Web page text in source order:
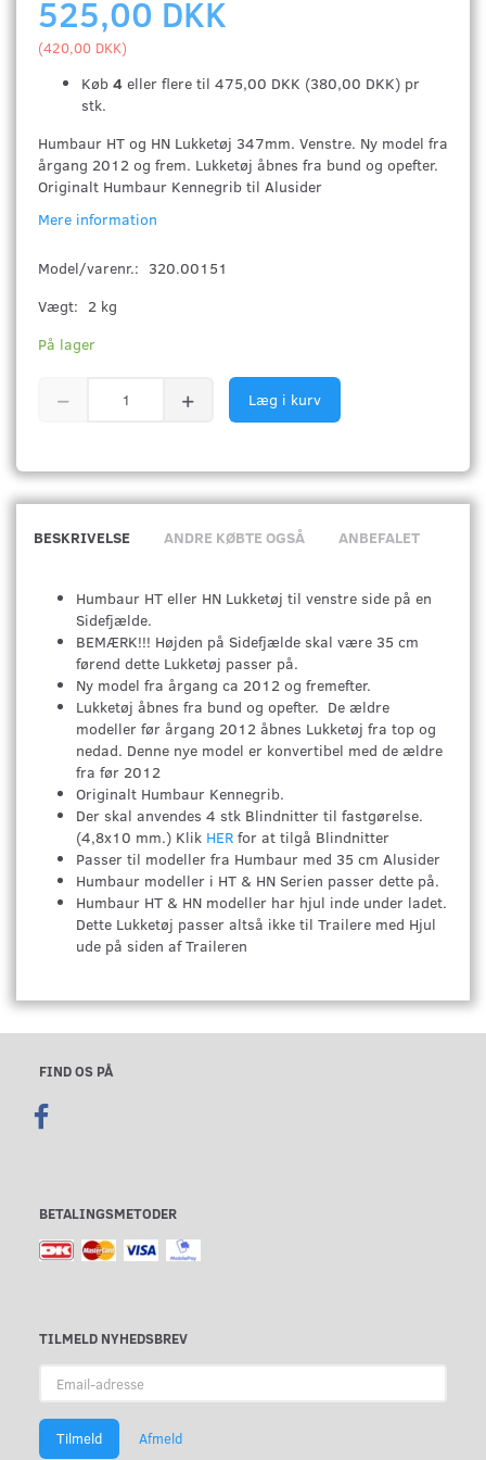
525,00 DKK
(420,00 DKK)
Køb 4 eller flere til 475,00 DKK (380,00 DKK) pr
stk.
Humbaur HT og HN Lukketøj 347mm. Venstre. Ny model fra
årgang 2012 og frem. Lukketøj åbnes fra bund og opefter.
Originalt Humbaur Kennegrib til Alusider
Mere information
Model/varenr.: 320.00151
Vægt: 2 kg
På lager
Læg i kurv
BESKRIVELSE ANDRE KØBTE OGSÅ ANBEFALET
Humbaur HT eller HN Lukketøj til venstre side på en
Sidefjælde.
BEMÆRK!!! Højden på Sidefjælde skal være 35 cm
førend dette Lukketøj passer på.
Ny model fra årgang ca 2012 og fremefter.
Lukketøj åbnes fra bund og opefter. De ældre
modeller før årgang 2012 åbnes Lukketøj fra top og
nedad. Denne nye model er konvertibel med de ældre
fra før 2012
Originalt Humbaur Kennegrib.
Der skal anvendes 4 stk Blindnitter til fastgørelse.
(4,8x10 mm.) Klik HER for at tilgå Blindnitter
Passer til modeller fra Humbaur med 35 cm Alusider
Humbaur modeller i HT & HN Serien passer dette på.
Humbaur HT & HN modeller har hjul inde under ladet.
Dette Lukketøj passer altså ikke til Trailere med Hjul
ude på siden af Traileren
FIND OS PÅ
BETALINGSMETODER
TILMELD NYHEDSBREV
adresse
Tilmeld Afmeld